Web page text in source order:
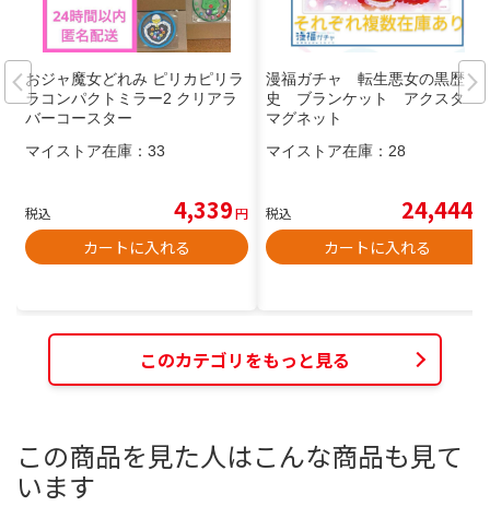
おジャ魔女どれみ ピリカピリラ
ラコンパクトミラー2 クリアラ
バーコースター
マイストア在庫： 33
税込 4,339円
カートに入れる
漫福ガチャ 転生悪女の黒歴
史 ブランケット アクスタ
マグネット
マイストア在庫： 28
税込 24,444
カートに入れる
このカテゴリをもっと見る
この商品を見た人はこんな商品も見て
います